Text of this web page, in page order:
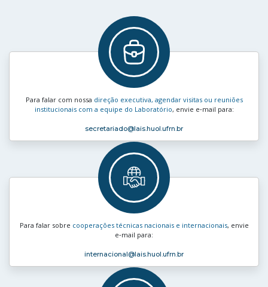
Para falar com nossa direção executiva, agendar visitas ou reuniões
institucionais com a equipe do Laboratório, envie e‑mail para:
secretariado@lais.huol.ufrn.br
Para falar sobre cooperações técnicas nacionais e internacionais, envie
e‑mail para:
internacional@lais.huol.ufrn.br